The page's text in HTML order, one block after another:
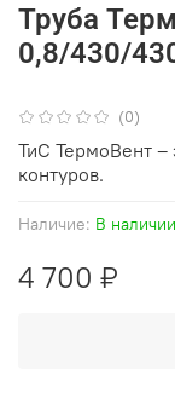
(0)
Наличие: В наличии
Труба
0,8/430/
4 700 ₽
ТиС ТермоВент –
контуров.